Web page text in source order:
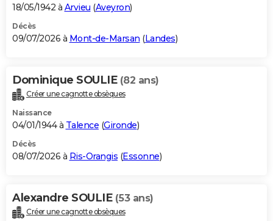
S'inscrire
Se connecter
Lycées
Collèges
Primaires
Universités
Entreprises
Service militaire
Avis de recherche
AVIS DE DÉCÈS
Bricolage
Lifestyle
Culture
Sport
Auto
Television
Voyage
Cinema
18/05/1942 à Arvieu (Aveyron)
Décès
09/07/2026 à Mont-de-Marsan (Landes)
Dominique SOULIE (82 ans)
Créer une cagnotte obsèques
Naissance
04/01/1944 à Talence (Gironde)
Décès
08/07/2026 à Ris-Orangis (Essonne)
Alexandre SOULIE (53 ans)
Créer une cagnotte obsèques